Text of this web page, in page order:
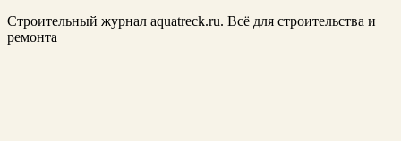
Строительный журнал aquatreck.ru. Всё для строительства и
ремонта